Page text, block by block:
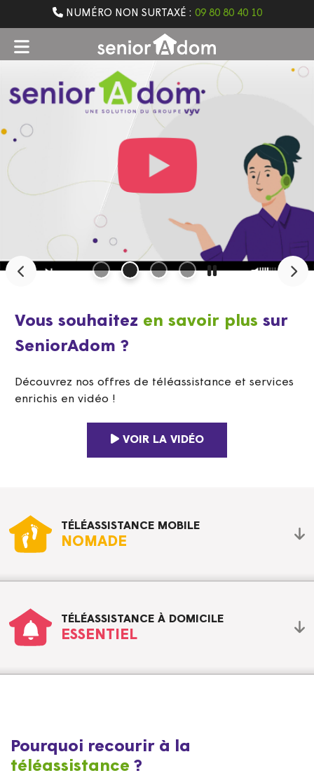
NUMÉRO NON SURTAXÉ : 09 80 80 40 10
Previous
Vous souhaitez en savoir plus sur
SeniorAdom ?
Découvrez nos offres de téléassistance et services
enrichis en vidéo !
VOIR LA VIDÉO
TÉLÉASSISTANCE MOBILE
NOMADE
TÉLÉASSISTANCE À DOMICILE
ESSENTIEL
Pourquoi recourir à la
téléassistance ?